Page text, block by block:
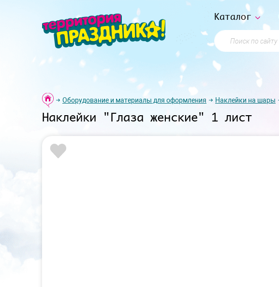
Каталог
Поиск по сайту
Оборудование и материалы для оформления Наклейки на шары
Наклейки "Глаза женские" 1 лист